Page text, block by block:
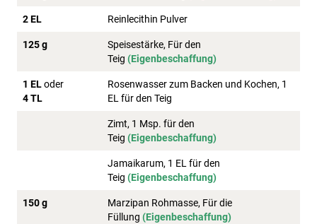
2 EL Reinlecithin Pulver
125 g
Speisestärke, Für den
Teig (Eigenbeschaffung)
1 ELoder
4 TL
Rosenwasser zum Backen und Kochen, 1
EL für den Teig
Zimt, 1 Msp. für den
Teig (Eigenbeschaffung)
Jamaikarum, 1 EL für den
Teig (Eigenbeschaffung)
150 g
Marzipan Rohmasse, Für die
Füllung (Eigenbeschaffung)